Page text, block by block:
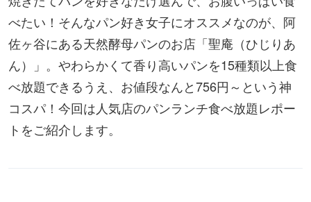
べたい！そんなパン好き女子にオススメなのが、阿
佐ヶ谷にある天然酵母パンのお店「聖庵（ひじりあ
ん）」。やわらかくて香り高いパンを15種類以上食
べ放題できるうえ、お値段なんと756円～という神
コスパ！今回は人気店のパンランチ食べ放題レポー
トをご紹介します。